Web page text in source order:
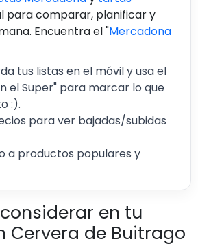
para comparar, planificar y
Encuentra el "Mercadona
tus listas en el móvil y usa el
el Super" para marcar lo que
:).
para ver bajadas/subidas
a productos populares y
en tu
Cervera de Buitrago